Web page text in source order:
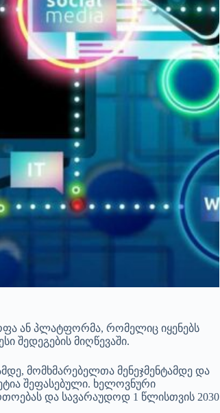
ან პლატფორმა, რომელიც იყენებს
შედეგების მიღწევაში.
მომხმარებელთა მენეჯმენტამდე და
შეფასებული. ხელოვნური
და სავარაუდოდ 1 წლისთვის 2030